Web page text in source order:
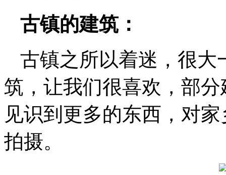
古镇的建筑：
古镇之所以着迷，很大
筑，让我们很喜欢，部
见识到更多的东西，对
拍摄。